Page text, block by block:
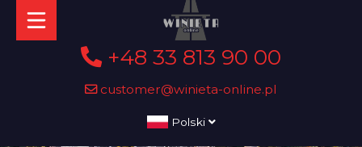
+48 33 813 90 00
customer@winieta-online.pl
Polski